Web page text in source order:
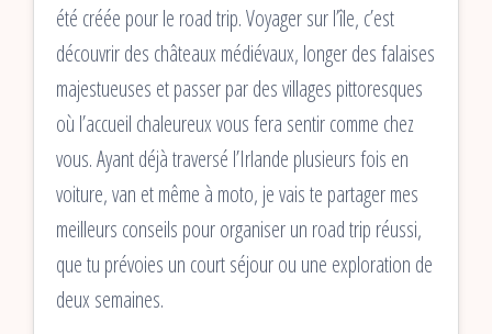
été créée pour le road trip. Voyager sur l’île, c’est
découvrir des châteaux médiévaux, longer des falaises
majestueuses et passer par des villages pittoresques
où l’accueil chaleureux vous fera sentir comme chez
vous. Ayant déjà traversé l’Irlande plusieurs fois en
voiture, van et même à moto, je vais te partager mes
meilleurs conseils pour organiser un road trip réussi,
que tu prévoies un court séjour ou une exploration de
deux semaines.